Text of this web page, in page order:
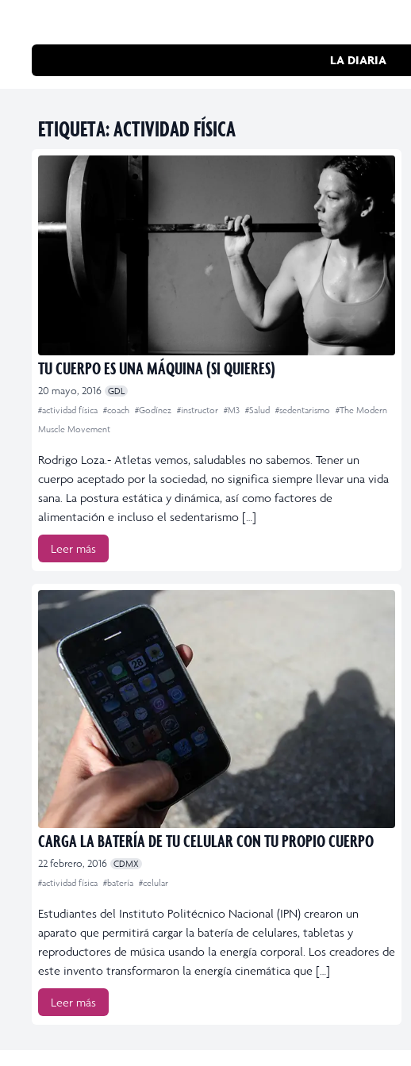
LA DIARIA
ETIQUETA:ACTIVIDAD FÍSICA
TU CUERPO ES UNA MÁQUINA (SI QUIERES)
20 mayo, 2016 GDL
#actividad física #coach #Godínez #instructor #M3 #Salud #sedentarismo #The Modern
Muscle Movement
Rodrigo Loza.- Atletas vemos, saludables no sabemos. Tener un
cuerpo aceptado por la sociedad, no significa siempre llevar una vida
sana. La postura estática y dinámica, así como factores de
alimentación e incluso el sedentarismo […]
Leer más
CARGA LA BATERÍA DE TU CELULAR CON TU PROPIO CUERPO
22 febrero, 2016 CDMX
#actividad física #batería #celular
Estudiantes del Instituto Politécnico Nacional (IPN) crearon un
aparato que permitirá cargar la batería de celulares, tabletas y
reproductores de música usando la energía corporal. Los creadores de
este invento transformaron la energía cinemática que […]
Leer más